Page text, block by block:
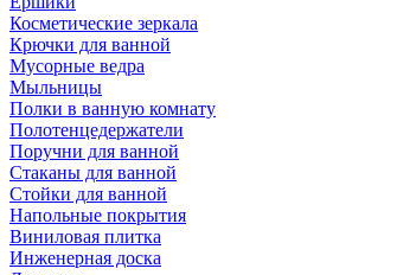
Косметические зеркала
Крючки для ванной
Мусорные ведра
Мыльницы
Полки в ванную комнату
Полотенцедержатели
Поручни для ванной
Стаканы для ванной
Стойки для ванной
Напольные покрытия
Виниловая плитка
Инженерная доска